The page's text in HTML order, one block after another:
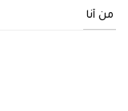
من أنا